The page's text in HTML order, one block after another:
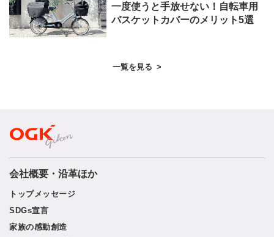
一度使うと手放せない！自転車用
バスケットカバーのメリット5選
一覧を見る >
会社概要・沿革ほか
トップメッセージ
SDGs宣言
家族の感動創造